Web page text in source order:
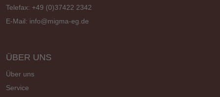
Telefax: +49 (0)37422 2342
E-Mail: info@migma-eg.de
ÜBER UNS
Über uns
Service